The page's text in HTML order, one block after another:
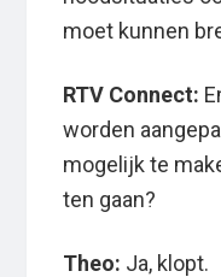
moet kunnen
RTV Connect:
worden
mogelijk te
ten gaan?
Theo: Ja, klopt.